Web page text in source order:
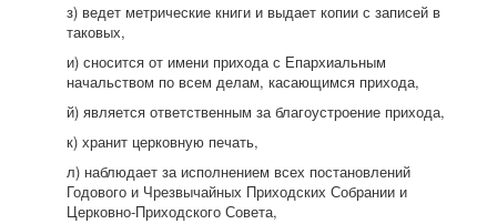
з) ведет метрические книги и выдает копии с записей в
таковых,
и) сносится от имени прихода с Епархиальным
начальством по всем делам, касающимся прихода,
й) является ответственным за благоустроение прихода,
к) хранит церковную печать,
л) наблюдает за исполнением всех постановлений
Годового и Чрезвычайных Приходских Собрании и
Церковно-Приходского Совета,